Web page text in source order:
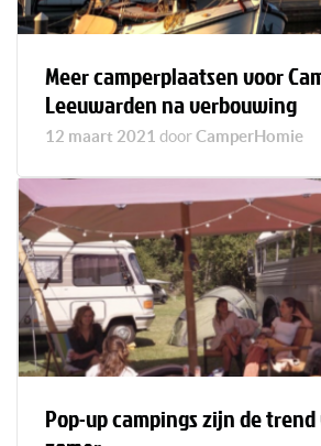
Meer camperplaatsen voor
Leeuwarden na verbouwing
12 maart 2021 doorCamperHomie
Pop-up campings zijn de